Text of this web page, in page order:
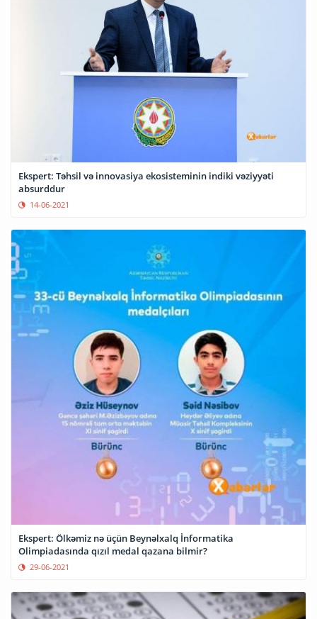
Ekspert: Təhsil və innovasiya ekosisteminin indiki vəziyyəti
absurddur
14-06-2021
Ekspert: Ölkəmiz nə üçün Beynəlxalq İnformatika
Olimpiadasında qızıl medal qazana bilmir?
29-06-2021